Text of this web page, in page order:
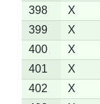
398
X
399
X
400
X
401
X
402
X